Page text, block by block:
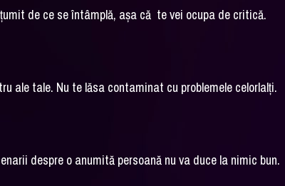
de ce se întâmplă, așa că te vei ocupa de critică.
ale tale. Nu te lăsa contaminat cu problemele celorlalți.
despre o anumită persoană nu va duce la nimic bun.